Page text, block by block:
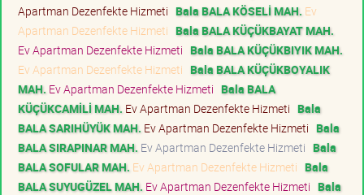
Apartman Dezenfekte Hizmeti Bala BALA KÖSELİ MAH. Ev
Apartman Dezenfekte Hizmeti Bala BALA KÜÇÜKBAYAT MAH.
Ev Apartman Dezenfekte Hizmeti Bala BALA KÜÇÜKBIYIK MAH.
Ev Apartman Dezenfekte Hizmeti Bala BALA KÜÇÜKBOYALIK
MAH. Ev Apartman Dezenfekte Hizmeti Bala BALA
KÜÇÜKCAMİLİ MAH. Ev Apartman Dezenfekte Hizmeti Bala
BALA SARIHÜYÜK MAH. Ev Apartman Dezenfekte Hizmeti Bala
BALA SIRAPINAR MAH. Ev Apartman Dezenfekte Hizmeti Bala
BALA SOFULAR MAH. Ev Apartman Dezenfekte Hizmeti Bala
BALA SUYUGÜZEL MAH. Ev Apartman Dezenfekte Hizmeti Bala